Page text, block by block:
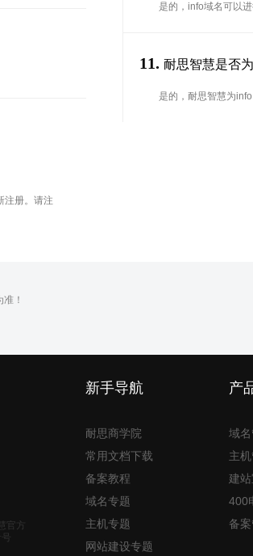
注册。请注
是的，info域名可以
11. 耐思智慧是否
是的，耐思智慧为
！
新手导航
耐思商学院
常用文档下载
备案教程
域名专题
主机专题
网站建设专题
产
域
主
建
400
备